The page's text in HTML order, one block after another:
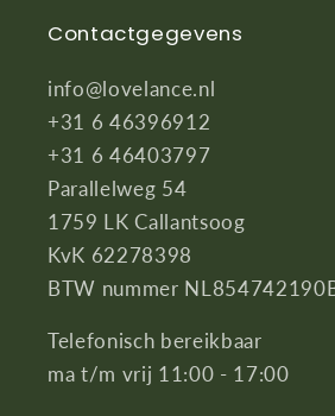
Contactgegevens
info@lovelance.nl
+31 6 46396912
+31 6 46403797
Parallelweg 54
1759 LK Callantsoog
KvK 62278398
BTW nummer
Telefonisch bereikbaar
ma t/m vrij 11:00 - 17:00